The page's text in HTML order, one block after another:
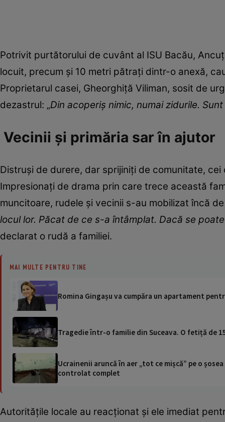
Potrivit purtătorului de cuvânt al ISU Bacău,
locuit, precum și 10 metri pătrați dintr-o anexă,
Proprietarul casei, Gheorghiță Viliman, sosit de
dezastrul: „Din acoperiş nimic, numai zidurile.
Vecinii și primăria sar în ajutor
Distruși de durere, dar sprijiniți de comunitate,
Impresionați de drama prin care trece această
muncitoare, rudele și vecinii s-au mobilizat încă
locul lor. Păcat de ce s-a întâmplat. Dacă se
declarat o rudă a familiei.
MAI MULTE PENTRU TINE
Romina Gingașu va cumpăra un apartament
Tragedie într-o familie din Suceava. O fetiță de
Ucrainenii aruncă în aer „tot ce mișcă” pe o
controlat complet
Autoritățile locale au reacționat și ele imediat